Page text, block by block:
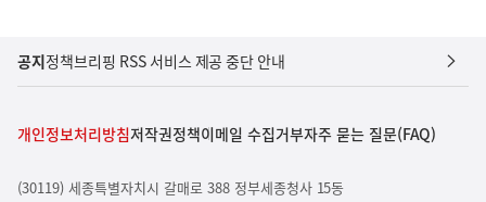
공지정책브리핑 RSS 서비스 제공 중단 안내
개인정보처리방침저작권정책이메일 수집거부자주 묻는 질문(FAQ)
(30119) 세종특별자치시 갈매로 388 정부세종청사 15동